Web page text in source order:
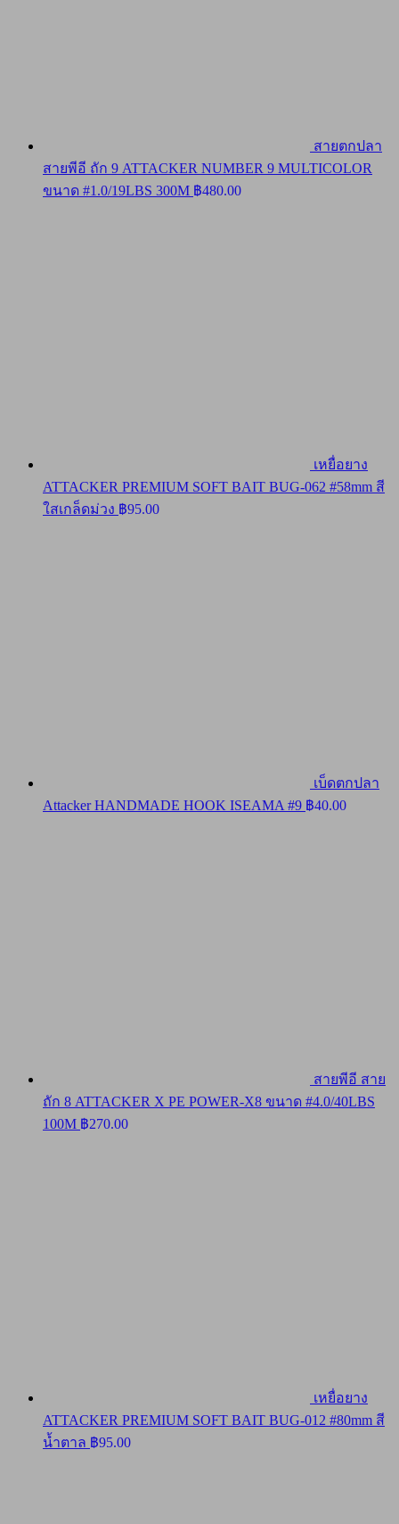
สายตกปลา
สายพีอี ถัก 9 ATTACKER NUMBER 9 MULTICOLOR
ขนาด #1.0/19LBS 300M ฿480.00
เหยื่อยาง
ATTACKER PREMIUM SOFT BAIT BUG-062 #58mm สี
ใสเกล็ดม่วง ฿95.00
เบ็ดตกปลา
Attacker HANDMADE HOOK ISEAMA #9 ฿40.00
สายพีอี สาย
ถัก 8 ATTACKER X PE POWER-X8 ขนาด #4.0/40LBS
100M ฿270.00
เหยื่อยาง
ATTACKER PREMIUM SOFT BAIT BUG-012 #80mm สี
น้ำตาล ฿95.00